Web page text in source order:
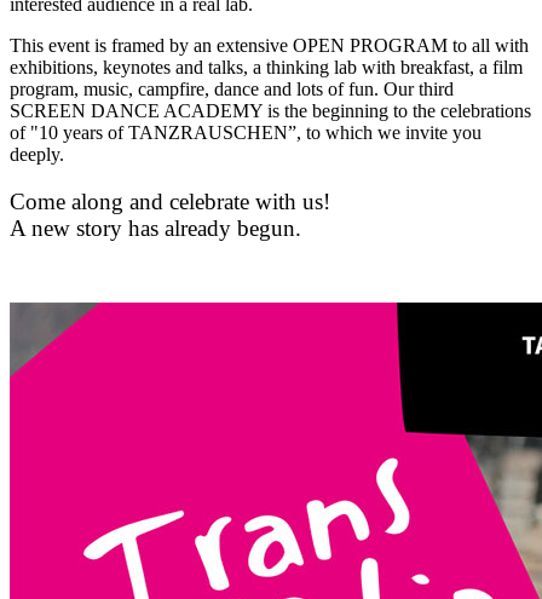
interested audience in a real lab.
This event is framed by an extensive OPEN PROGRAM to all with
exhibitions, keynotes and talks, a thinking lab with breakfast, a film
program, music, campfire, dance and lots of fun. Our third
SCREEN DANCE ACADEMY is the beginning to the celebrations
of "10 years of TANZRAUSCHEN”, to which we invite you
deeply.
Come along and celebrate with us!
A new story has already begun.